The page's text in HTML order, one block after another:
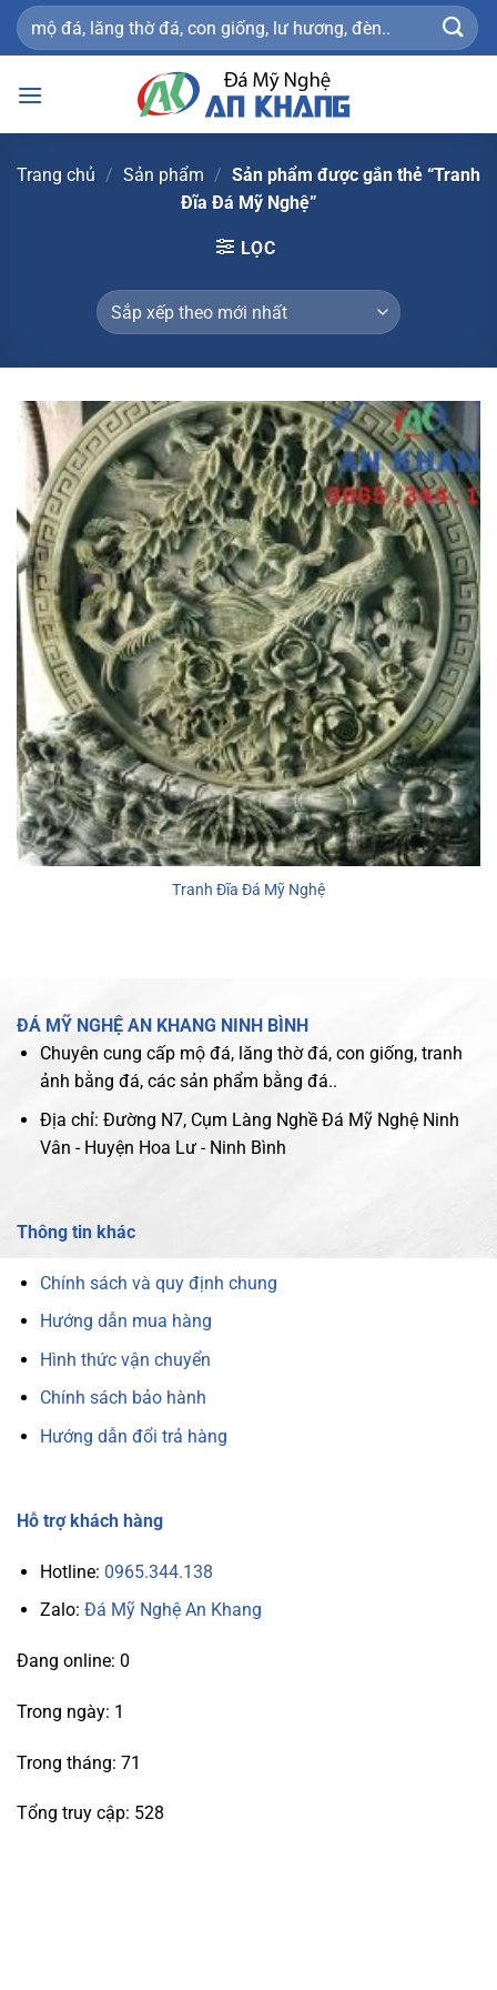
Bỏ
qua
dung
Tìm
kiếm:
Trang chủ / Sản phẩm / Sản phẩm được gắn thẻ “Tranh
Đĩa Đá Mỹ Nghệ”
LỌC
Tranh Đĩa Đá Mỹ Nghệ
ĐÁ MỸ NGHỆ AN KHANG NINH BÌNH
Chuyên cung cấp mộ đá, lăng thờ đá, con giống, tranh
ảnh bằng đá, các sản phẩm bằng đá..
Địa chỉ: Đường N7, Cụm Làng Nghề Đá Mỹ Nghệ Ninh
Vân - Huyện Hoa Lư - Ninh Bình
Thông tin khác
Chính sách và quy định chung
Hướng dẫn mua hàng
Hình thức vận chuyển
Chính sách bảo hành
Hướng dẫn đổi trả hàng
Hỗ trợ khách hàng
Hotline: 0965.344.138
Zalo: Đá Mỹ Nghệ An Khang
Đang online: 0
Trong ngày: 1
Trong tháng: 71
Tổng truy cập: 528